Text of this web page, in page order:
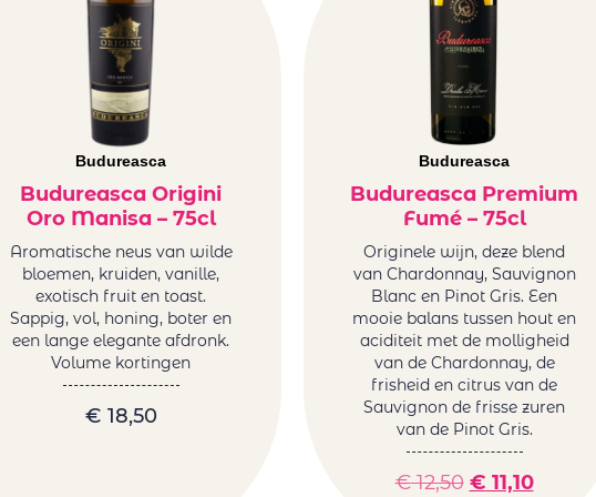
Budureasca
Budureasca Origini
Oro Manisa – 75cl
Aromatische neus van wilde
bloemen, kruiden, vanille,
exotisch fruit en toast.
Sappig, vol, honing, boter en
een lange elegante afdronk.
Volume kortingen
€ 18,50
Budureasca
Budureasca Premium
Fumé – 75cl
Originele wijn, deze blend
van Chardonnay, Sauvignon
Blanc en Pinot Gris. Een
mooie balans tussen hout en
aciditeit met de molligheid
van de Chardonnay, de
frisheid en citrus van de
Sauvignon de frisse zuren
van de Pinot Gris.
€12,50 € 11,10